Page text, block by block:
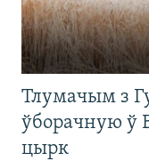
Тлумачым з
ўборачную ў
цырк